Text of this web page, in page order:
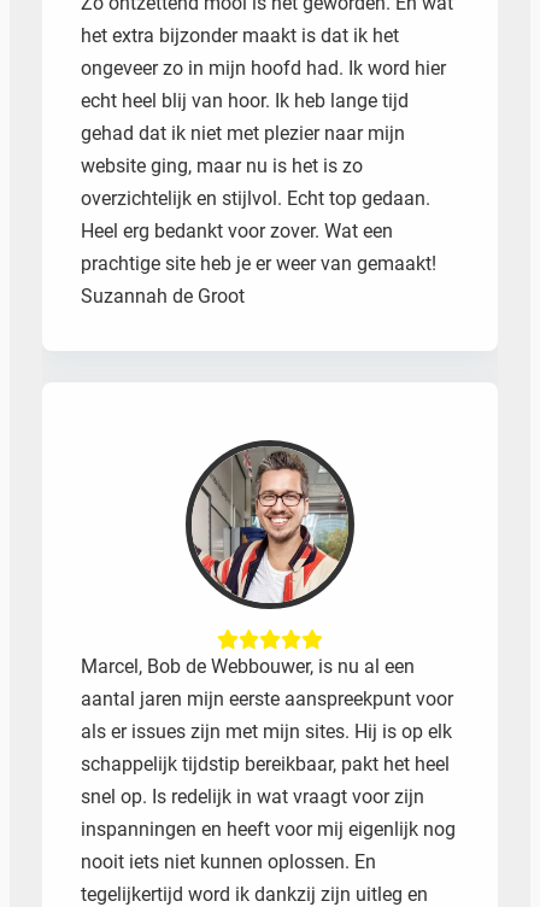
Zoeken
het extra bijzonder maakt is dat ik het
ongeveer zo in mijn hoofd had. Ik word hier
echt heel blij van hoor. Ik heb lange tijd
gehad dat ik niet met plezier naar mijn
website ging, maar nu is het is zo
overzichtelijk en stijlvol. Echt top gedaan.
Heel erg bedankt voor zover. Wat een
prachtige site heb je er weer van gemaakt!
Suzannah de Groot
Marcel, Bob de Webbouwer, is nu al een
aantal jaren mijn eerste aanspreekpunt voor
als er issues zijn met mijn sites. Hij is op elk
schappelijk tijdstip bereikbaar, pakt het heel
snel op. Is redelijk in wat vraagt voor zijn
inspanningen en heeft voor mij eigenlijk nog
nooit iets niet kunnen oplossen. En
tegelijkertijd word ik dankzij zijn uitleg en